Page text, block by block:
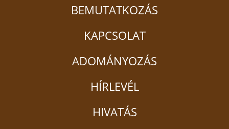
BEMUTATKOZÁS
KAPCSOLAT
ADOMÁNYOZÁS
HÍRLEVÉL
HIVATÁS